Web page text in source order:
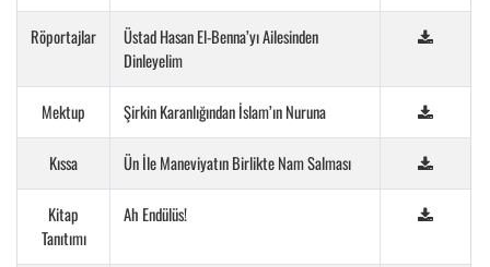
Röportajlar
Üstad Hasan El-Benna’yı Ailesinden
Dinleyelim
Mektup Şirkin Karanlığından İslam’ın Nuruna
Kıssa Ün İle Maneviyatın Birlikte Nam Salması
Kitap
Tanıtımı
Ah Endülüs!